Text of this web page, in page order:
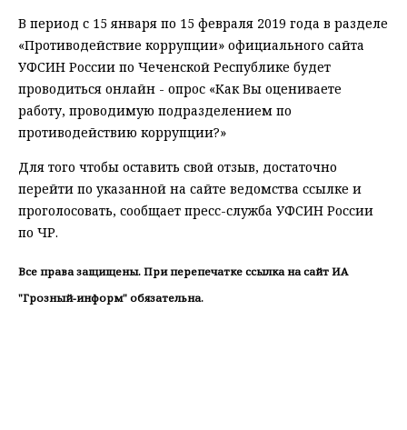
В период с 15 января по 15 февраля 2019 года в разделе
«Противодействие коррупции» официального сайта
УФСИН России по Чеченской Республике будет
проводиться онлайн - опрос «Как Вы оцениваете
работу, проводимую подразделением по
противодействию коррупции?»
Для того чтобы оставить свой отзыв, достаточно
перейти по указанной на сайте ведомства ссылке и
проголосовать, сообщает пресс-служба УФСИН России
по ЧР.
Все права защищены. При перепечатке ссылка на сайт ИА
"Грозный-информ" обязательна.